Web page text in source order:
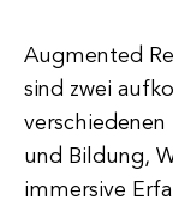
Augmented
sind zwei
verschiedenen
und Bildung,
immersive